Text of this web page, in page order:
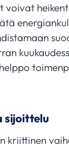
voivat
sijoittelu
kriittinen